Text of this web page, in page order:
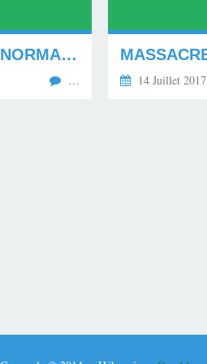
LES ILES ANGLO-NORMANDES. *********
… 14 Juillet 2017